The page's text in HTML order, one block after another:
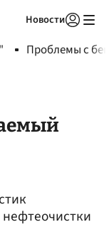
Новости
Проблемы с